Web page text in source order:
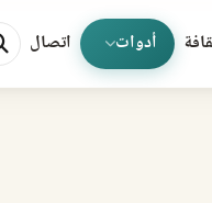
أدوات اتصال